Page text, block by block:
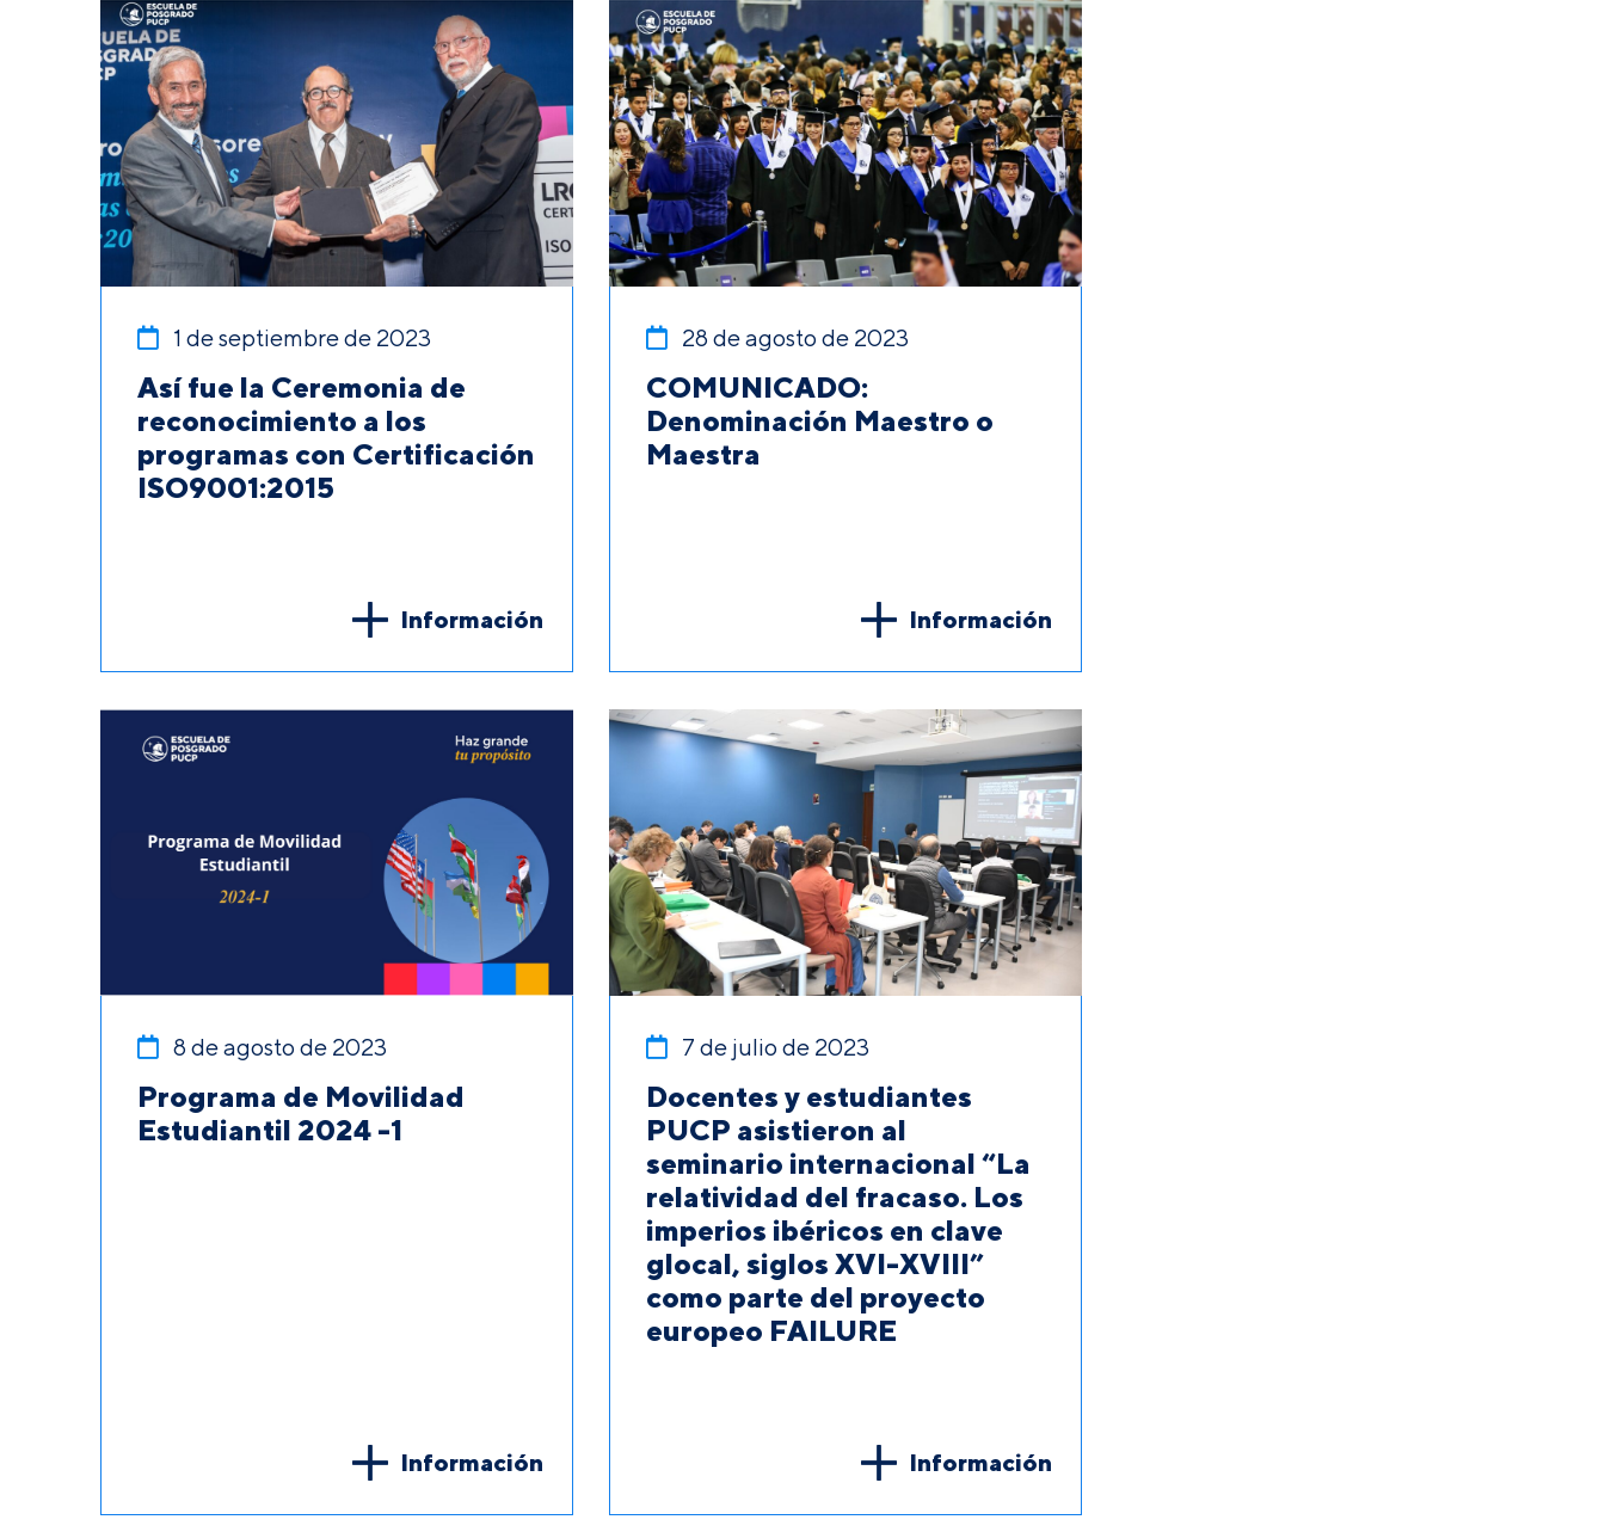
1 de septiembre de 2023
Así fue la Ceremonia de
reconocimiento a los
programas con Certificación
ISO9001:2015
Información
28 de agosto de 2023
COMUNICADO:
Denominación Maestro o
Maestra
Información
8 de agosto de 2023
Programa de Movilidad
Estudiantil 2024 -1
Información
7 de julio de 2023
Docentes y estudiantes
PUCP asistieron al
seminario internacional “La
relatividad del fracaso. Los
imperios ibéricos en clave
glocal, siglos XVI-XVIII”
como parte del proyecto
europeo FAILURE
Información